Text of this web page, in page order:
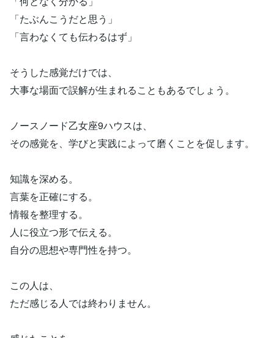
「たぶんこうだと思う」
「言わなくても伝わるはず」
そうした感覚だけでは、
大事な場面で誤解が生まれることもあるでしょう。
ノースノード乙女座9ハウスは、
その感覚を、学びと実践によって磨くことを促します。
知識を深める。
言葉を正確にする。
情報を整理する。
人に役立つ形で伝える。
自分の思想や専門性を持つ。
この人は、
ただ感じる人では終わりません。